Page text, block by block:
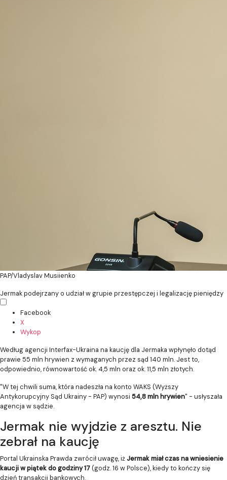
PAP/Vladyslav Musiienko
Jermak podejrzany o udział w grupie przestępczej i legalizację pieniędzy
Facebook
X
Wykop
Według agencji Interfax-Ukraina na kaucję dla Jermaka wpłynęło dotąd
prawie 55 mln hrywien z wymaganych przez sąd 140 mln. Jest to,
odpowiednio, równowartość ok. 4,5 mln oraz ok. 11,5 mln złotych.
"W tej chwili suma, która nadeszła na konto WAKS (Wyższy
Antykorupcyjny Sąd Ukrainy - PAP) wynosi 54,8 mln hrywien" - usłyszała
agencja w sądzie.
Jermak nie wyjdzie z aresztu. Nie
zebrał na kaucję
Portal Ukrainska Prawda zwrócił uwagę, iżJermak miał czas na wniesienie
kaucji w piątek do godziny 17(godz. 16 w Polsce), kiedy to kończy się
dzień transakcji bankowych.